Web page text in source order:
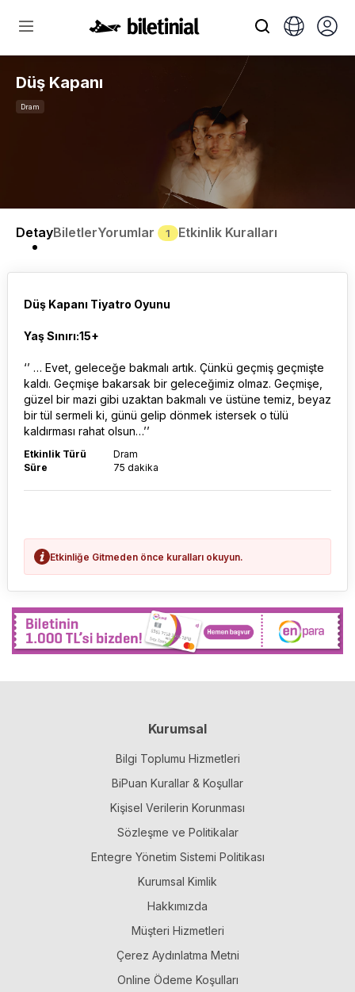
Düş Kapanı
Dram
DetayBiletlerYorumlar 1 Etkinlik Kuralları
Düş Kapanı Tiyatro Oyunu
Yaş Sınırı:15+
‘’ … Evet, geleceğe bakmalı artık. Çünkü geçmiş geçmişte
kaldı. Geçmişe bakarsak bir geleceğimiz olmaz. Geçmişe,
güzel bir mazi gibi uzaktan bakmalı ve üstüne temiz, beyaz
bir tül sermeli ki, günü gelip dönmek istersek o tülü
kaldırması rahat olsun…’’
Etkinlik Türü
Dram
Süre
75 dakika
Etkinliğe Gitmeden önce kuralları okuyun.
Kurumsal
Bilgi Toplumu Hizmetleri
BiPuan Kurallar & Koşullar
Kişisel Verilerin Korunması
Sözleşme ve Politikalar
Entegre Yönetim Sistemi Politikası
Kurumsal Kimlik
Hakkımızda
Müşteri Hizmetleri
Çerez Aydınlatma Metni
Online Ödeme Koşulları